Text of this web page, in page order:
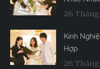
26
Kinh
Hợp
26